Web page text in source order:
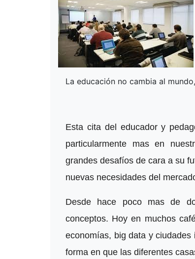
La educación no cambia al
Esta cita del educador y
particularmente mas en
grandes desafíos de cara a su
nuevas necesidades del
Desde hace poco mas de
conceptos. Hoy en muchos
economías, big data y
forma en que las diferentes